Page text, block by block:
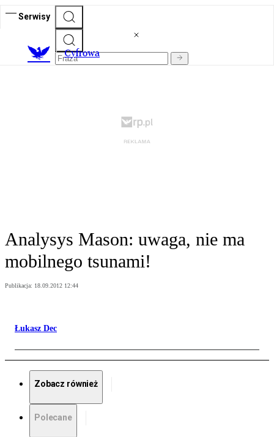
Serwisy
Cyfrowa
Analysys Mason: uwaga, nie ma
mobilnego tsunami!
Publikacja: 18.09.2012 12:44
Łukasz Dec
Zobacz również
Polecane